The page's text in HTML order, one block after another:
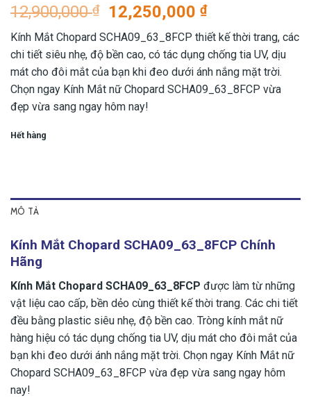
12,900,000₫
Giá
gốc
là:
12,900,000 ₫.
12,250,000₫Giá
hiện
tại
là:
12,250,000
Kính Mắt Chopard SCHA09_63_8FCP thiết kế thời trang, các
chi tiết siêu nhẹ, độ bền cao, có tác dụng chống tia UV, dịu
mát cho đôi mắt của bạn khi đeo dưới ánh nắng mặt trời.
Chọn ngay Kính Mắt nữ Chopard SCHA09_63_8FCP vừa
đẹp vừa sang ngay hôm nay!
Hết hàng
MÔ TẢ
Kính Mắt Chopard SCHA09_63_8FCP Chính
Hãng
Kính Mắt Chopard SCHA09_63_8FCP được làm từ những
vật liệu cao cấp, bền dẻo cùng thiết kế thời trang. Các chi tiết
đều bằng plastic siêu nhẹ, độ bền cao. Tròng kính mắt nữ
hàng hiệu có tác dụng chống tia UV, dịu mát cho đôi mắt của
bạn khi đeo dưới ánh nắng mặt trời. Chọn ngay Kính Mắt nữ
Chopard SCHA09_63_8FCP vừa đẹp vừa sang ngay hôm
nay!